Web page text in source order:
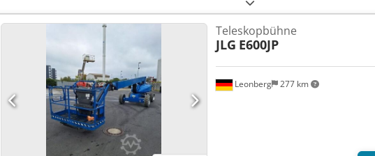
Leonberg 277 km
Teleskopbühne
JLG E600JP